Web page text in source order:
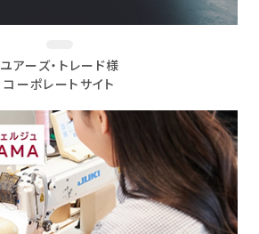
ユアーズ・トレード様
コーポレートサイト